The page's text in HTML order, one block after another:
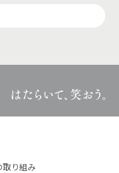
り組み